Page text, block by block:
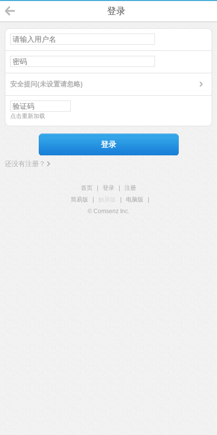
登录
安全提问(未设置请忽略)
点击重新加载
登录
还没有注册？
首页 登录
注册
简易版
触屏版 电脑版
© Comsenz Inc.